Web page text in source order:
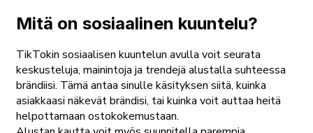
Mitä on sosiaalinen kuuntelu?
TikTokin sosiaalisen kuuntelun avulla voit seurata
keskusteluja, mainintoja ja trendejä alustalla suhteessa
brändiisi. Tämä antaa sinulle käsityksen siitä, kuinka
asiakkaasi näkevät brändisi, tai kuinka voit auttaa heitä
helpottamaan ostokokemustaan.